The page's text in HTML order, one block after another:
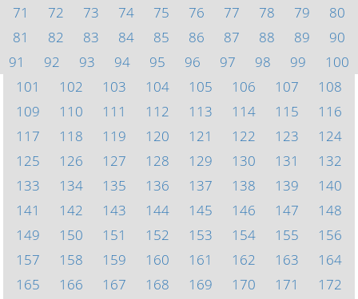
71
72 73 74 75 76 77 78 79
80
81
82 83 84 85 86 87 88 89
90
91
92 93 94 95 96 97 98 99
100
101
102 103 104 105 106 107
108
109
110 111 112 113 114 115
116
117
118 119 120 121 122 123
124
125
126 127 128 129 130 131
132
133
134 135 136 137 138 139
140
141
142 143 144 145 146 147
148
149
150 151 152 153 154 155
156
157
158 159 160 161 162 163
164
165
166 167 168 169 170 171
172